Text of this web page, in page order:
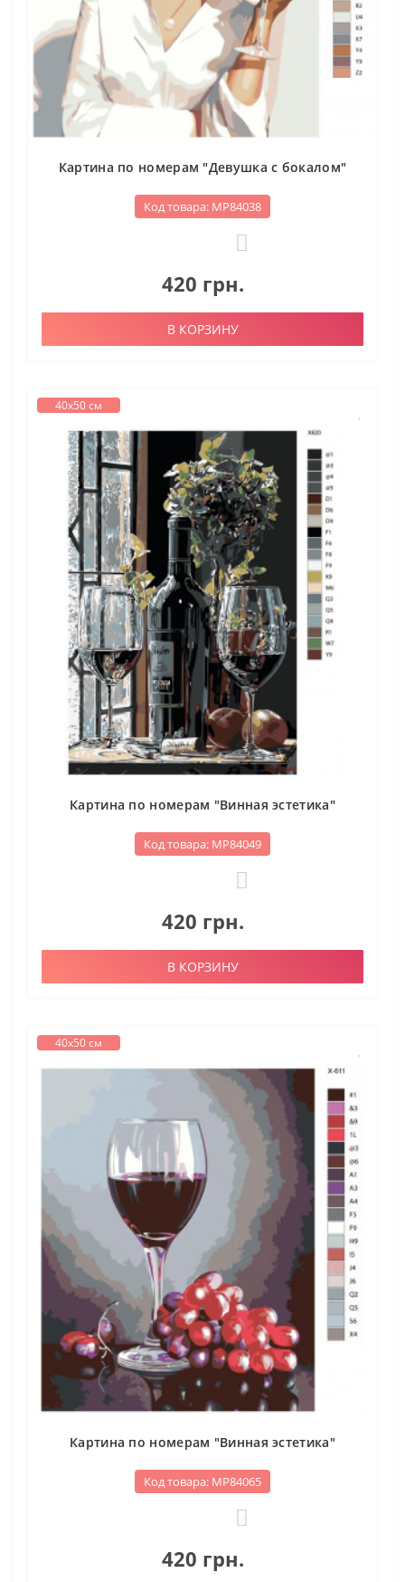
Картина по номерам "Девушка с бокалом"
Код товара: МР84038
420 грн.
В КОРЗИНУ
40х50 см
Картина по номерам "Винная эстетика"
Код товара: МР84049
420 грн.
В КОРЗИНУ
40х50 см
Картина по номерам "Винная эстетика"
Код товара: МР84065
420 грн.